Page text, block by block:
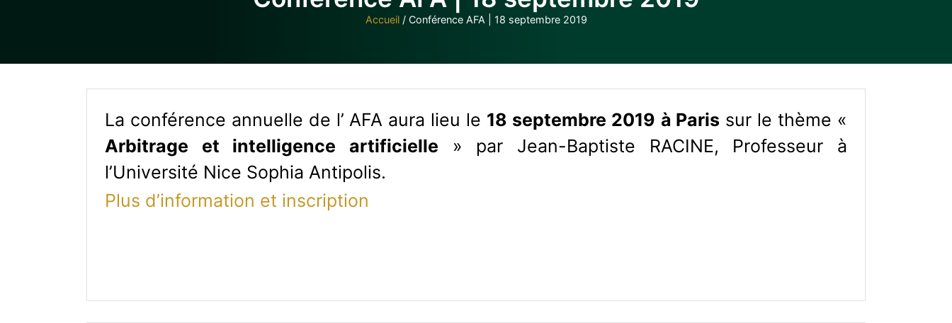
Accueil/ Conférence AFA | 18 septembre 2019
La conférence annuelle de l’ AFA aura lieu le 18 septembre 2019 à Paris sur le thème «
Arbitrage et intelligence artificielle » par Jean-Baptiste RACINE, Professeur à
l’Université Nice Sophia Antipolis.
Plus d’information et inscription